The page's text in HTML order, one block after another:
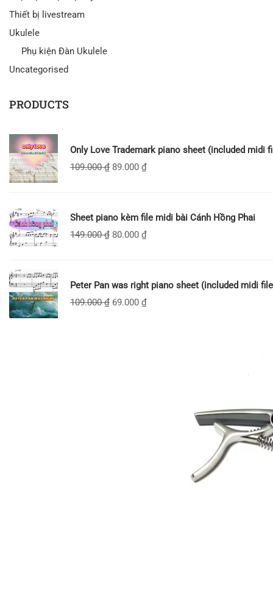
Thiết bị livestream
Ukulele
Phụ kiện Đàn Ukulele
Uncategorised
PRODUCTS
Only Love Trademark piano sheet (included midi
109.000₫ 89.000 ₫
Sheet piano kèm file midi bài Cánh Hồng Phai
149.000₫ 80.000 ₫
Peter Pan was right piano sheet (included midi
109.000₫ 69.000 ₫